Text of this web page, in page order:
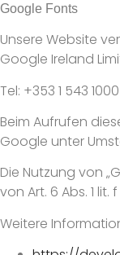
Google Fonts
Unsere Website
Google Ireland
Tel: +353 1 543 1000
Beim Aufrufen
Google unter
Die Nutzung von
von Art. 6 Abs. 1 lit.
Weitere